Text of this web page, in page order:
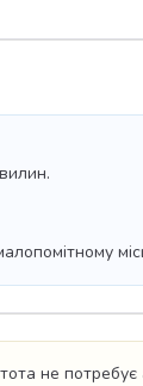
не потребує